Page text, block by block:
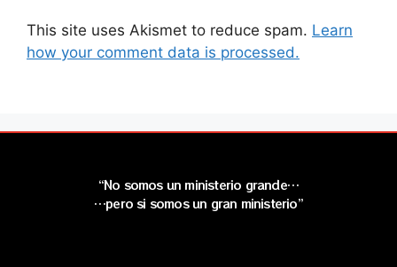
This site uses Akismet to reduce spam. Learn
how your comment data is processed.
“No somos un ministerio grande…
…pero si somos un gran ministerio”